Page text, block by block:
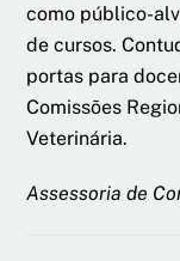
como público-
de cursos.
portas para
Comissões
Veterinária.
Assessoria de